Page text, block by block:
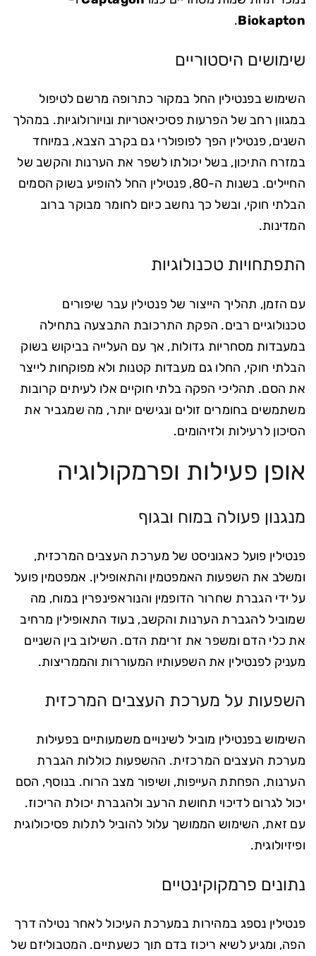
Biokapton
.
שימושים היסטוריים
השימוש בפנטילין החל במקור כתרופה מרשם לטיפול
במגוון רחב של הפרעות פסיכיאטריות ונויורולוגיות. במהלך
השנים, פנטילין הפך לפופולרי גם בקרב הצבא, במיוחד
במזרח התיכון, בשל יכולתו לשפר את הערנות והקשב של
החיילים. בשנות ה-80, פנטילין החל להופיע בשוק הסמים
הבלתי חוקי, ובשל כך נחשב כיום לחומר מבוקר ברוב
המדינות.
התפתחויות טכנולוגיות
עם הזמן, תהליך הייצור של פנטילין עבר שיפורים
טכנולוגיים רבים. הפקת התרכובת התבצעה בתחילה
במעבדות מסחריות גדולות, אך עם העלייה בביקוש בשוק
הבלתי חוקי, החלו גם מעבדות קטנות ולא מפוקחות לייצר
את הסם. תהליכי הפקה בלתי חוקיים אלו לעיתים קרובות
משתמשים בחומרים זולים ונגישים יותר, מה שמגביר את
הסיכון לרעילות ולזיהומים.
אופן פעילות ופרמקולוגיה
מנגנון פעולה במוח ובגוף
פנטילין פועל כאגוניסט של מערכת העצבים המרכזית,
ומשלב את השפעות האמפטמין והתאופילין. אמפטמין פועל
על ידי הגברת שחרור הדופמין והנוראפינפרין במוח, מה
שמוביל להגברת הערנות והקשב, בעוד התאופילין מרחיב
את כלי הדם ומשפר את זרימת הדם. השילוב בין השניים
מעניק לפנטילין את השפעותיו המעוררות והממריצות.
השפעות על מערכת העצבים המרכזית
השימוש בפנטילין מוביל לשינויים משמעותיים בפעילות
מערכת העצבים המרכזית. ההשפעות כוללות הגברת
הערנות, הפחתת העייפות, ושיפור מצב הרוח. בנוסף, הסם
יכול לגרום לדיכוי תחושת הרעב ולהגברת יכולת הריכוז.
עם זאת, השימוש הממושך עלול להוביל לתלות פסיכולוגית
ופיזיולוגית.
נתונים פרמקוקינטיים
פנטילין נספג במהירות במערכת העיכול לאחר נטילה דרך
הפה, ומגיע לשיא ריכוז בדם תוך כשעתיים. המטבוליזם של